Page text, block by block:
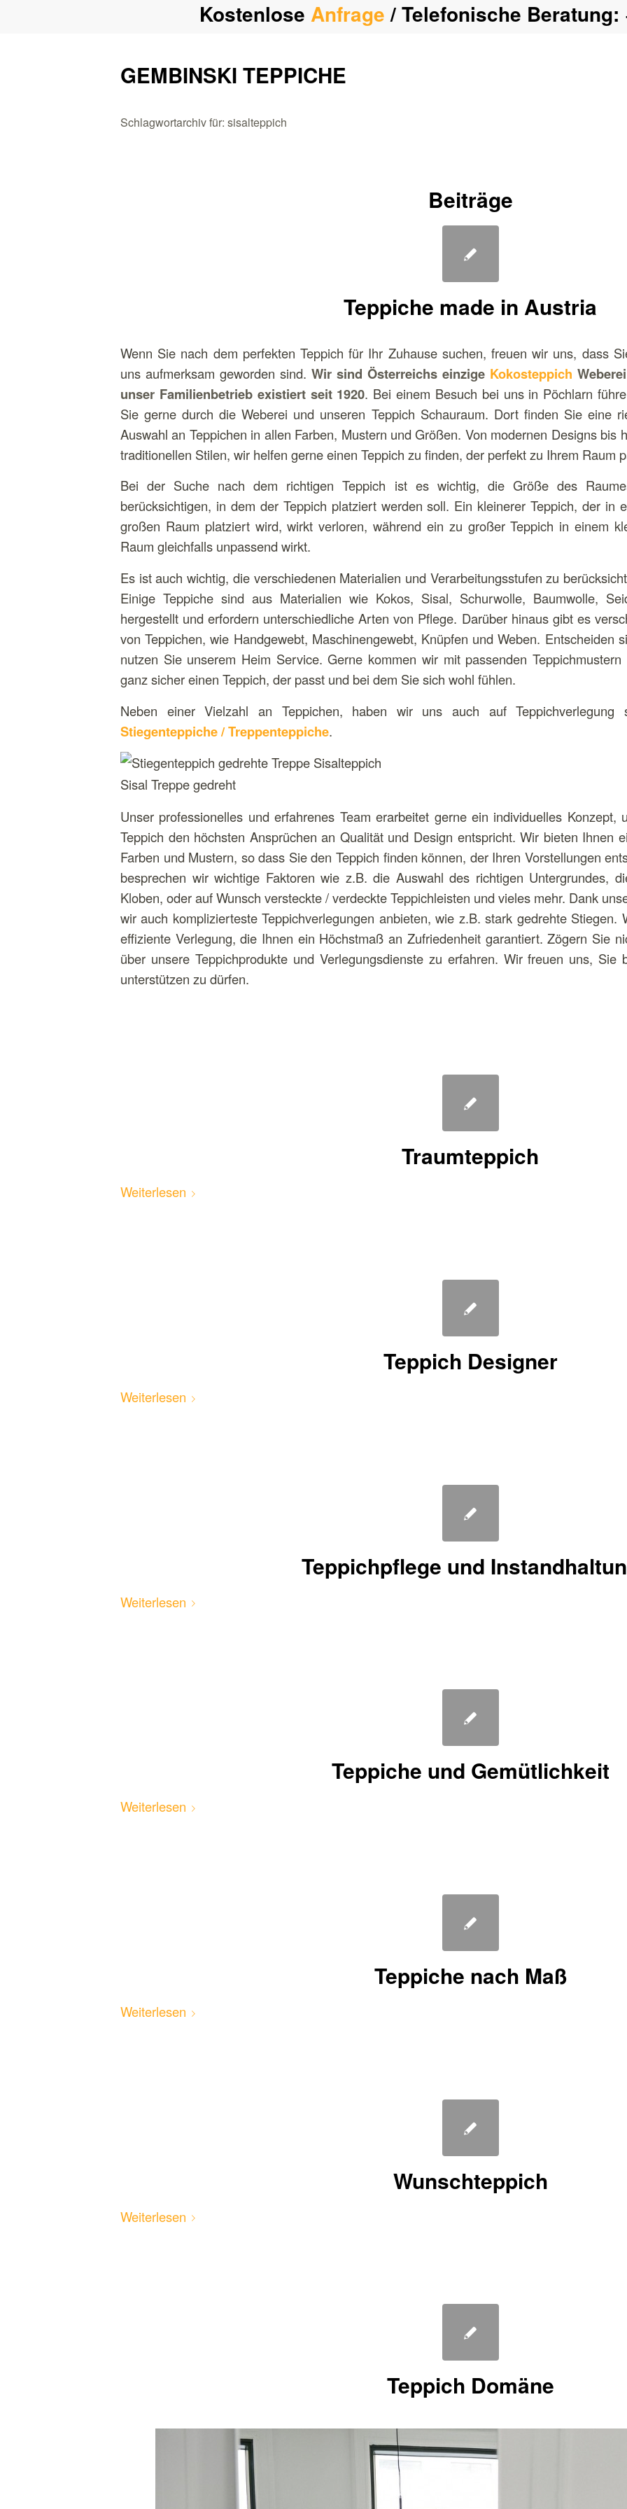
Kostenlose Anfrage/ Telefonische Beratung:
GEMBINSKI TEPPICHE
Schlagwortarchiv für: sisalteppich
Beiträge
Teppiche made in Austria
Wenn Sie nach dem perfekten Teppich für Ihr Zuhause suchen, freuen wir uns, dass
uns aufmerksam geworden sind. Wir sind Österreichs einzige Kokosteppich
unser Familienbetrieb existiert seit 1920. Bei einem Besuch bei uns in Pöchlarn
Sie gerne durch die Weberei und unseren Teppich Schauraum. Dort finden Sie eine
Auswahl an Teppichen in allen Farben, Mustern und Größen. Von modernen Designs bis
traditionellen Stilen, wir helfen gerne einen Teppich zu finden, der perfekt zu Ihrem Raum
Bei der Suche nach dem richtigen Teppich ist es wichtig, die Größe des
berücksichtigen, in dem der Teppich platziert werden soll. Ein kleinerer Teppich, der in
großen Raum platziert wird, wirkt verloren, während ein zu großer Teppich in einem
Raum gleichfalls unpassend wirkt.
Es ist auch wichtig, die verschiedenen Materialien und Verarbeitungsstufen zu
Einige Teppiche sind aus Materialien wie Kokos, Sisal, Schurwolle, Baumwolle,
hergestellt und erfordern unterschiedliche Arten von Pflege. Darüber hinaus gibt es
von Teppichen, wie Handgewebt, Maschinengewebt, Knüpfen und Weben. Entscheiden
nutzen Sie unserem Heim Service. Gerne kommen wir mit passenden
ganz sicher einen Teppich, der passt und bei dem Sie sich wohl fühlen.
Neben einer Vielzahl an Teppichen, haben wir uns auch auf Teppichverlegung
Stiegenteppiche / Treppenteppiche.
Sisal Treppe gedreht
Unser professionelles und erfahrenes Team erarbeitet gerne ein individuelles Konzept,
Teppich den höchsten Ansprüchen an Qualität und Design entspricht. Wir bieten Ihnen
Farben und Mustern, so dass Sie den Teppich finden können, der Ihren Vorstellungen
besprechen wir wichtige Faktoren wie z.B. die Auswahl des richtigen Untergrundes,
Kloben, oder auf Wunsch versteckte / verdeckte Teppichleisten und vieles mehr. Dank
wir auch komplizierteste Teppichverlegungen anbieten, wie z.B. stark gedrehte
effiziente Verlegung, die Ihnen ein Höchstmaß an Zufriedenheit garantiert. Zögern Sie
über unsere Teppichprodukte und Verlegungsdienste zu erfahren. Wir freuen uns, Sie
unterstützen zu dürfen.
Traumteppich
Weiterlesen
Teppich Designer
Weiterlesen
Teppichpflege und
Weiterlesen
Teppiche und Gemütlichkeit
Weiterlesen
Teppiche nach Maß
Weiterlesen
Wunschteppich
Weiterlesen
Teppich Domäne